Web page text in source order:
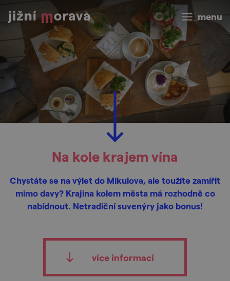
menu
Na kole krajem vína
Chystáte se na výlet do Mikulova, ale toužíte zamířit
mimo davy? Krajina kolem města má rozhodně co
nabídnout. Netradiční suvenýry jako bonus!
více informací